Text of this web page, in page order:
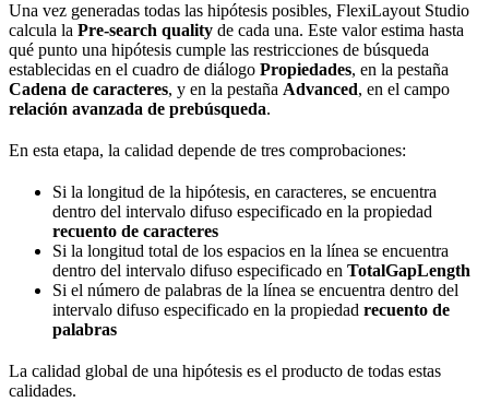
Una vez generadas todas las hipótesis posibles, FlexiLayout Studio
calcula la Pre-search quality de cada una. Este valor estima hasta
qué punto una hipótesis cumple las restricciones de búsqueda
establecidas en el cuadro de diálogo Propiedades, en la pestaña
Cadena de caracteres, y en la pestaña Advanced, en el campo
relación avanzada de prebúsqueda.
En esta etapa, la calidad depende de tres comprobaciones:
Si la longitud de la hipótesis, en caracteres, se encuentra
dentro del intervalo difuso especificado en la propiedad
recuento de caracteres
Si la longitud total de los espacios en la línea se encuentra
dentro del intervalo difuso especificado en TotalGapLength
Si el número de palabras de la línea se encuentra dentro del
intervalo difuso especificado en la propiedad recuento de
palabras
La calidad global de una hipótesis es el producto de todas estas
calidades.